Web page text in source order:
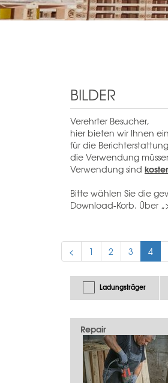
BILDER
Verehrter Besucher,
hier bieten wir Ihnen
für die
die Verwendung
Verwendung sind
Bitte wählen Sie die
Download-Korb. Über
< 1 2 3 4
Ladungsträger
Repair